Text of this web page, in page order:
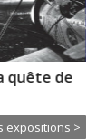
quête de
expositions >